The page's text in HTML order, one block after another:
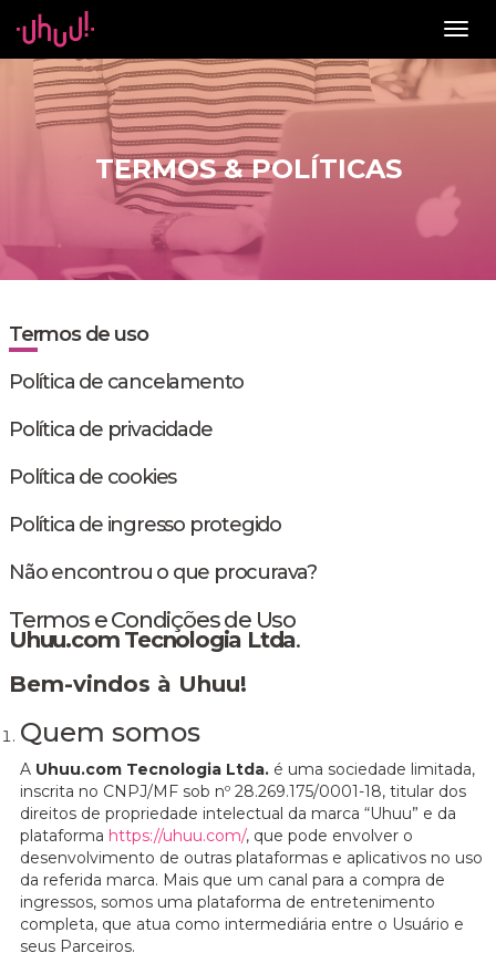
TERMOS & POLÍTICAS
Termos de uso
Política de cancelamento
Política de privacidade
Política de cookies
Política de ingresso protegido
Não encontrou o que procurava?
Termos e Condições de Uso
Uhuu.com Tecnologia Ltda.
Bem-vindos à Uhuu!
Quem somos
A Uhuu.com Tecnologia Ltda. é uma sociedade limitada,
inscrita no CNPJ/MF sob nº 28.269.175/0001-18, titular dos
direitos de propriedade intelectual da marca “Uhuu” e da
plataforma https://uhuu.com/, que pode envolver o
desenvolvimento de outras plataformas e aplicativos no uso
da referida marca. Mais que um canal para a compra de
ingressos, somos uma plataforma de entretenimento
completa, que atua como intermediária entre o Usuário e
seus Parceiros.